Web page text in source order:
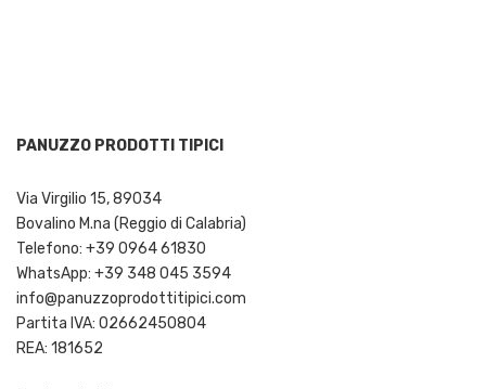
PANUZZO PRODOTTI TIPICI
Via Virgilio 15, 89034
Bovalino M.na (Reggio di Calabria)
Telefono: +39 0964 61830
WhatsApp: +39 348 045 3594
info@panuzzoprodottitipici.com
Partita IVA: 02662450804
REA: 181652